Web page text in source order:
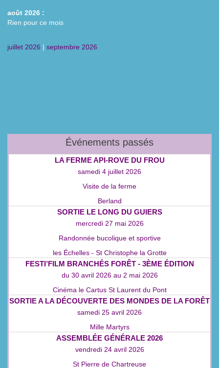
août 2026 :
Rien pour ce mois
juillet 2026 | septembre 2026
Événements passés
LA FERME API‑ROVE DU FROU
samedi 4 juillet 2026
Visite de la ferme
Berland
SORTIE LE LONG DU GUIERS
mercredi 27 mai 2026
Randonnée bucolique et sportive
les Échelles - St Christophe la Grotte
FESTI’FILM BRANCHÉS FORÊT - 3ÈME ÉDITION
du 30 avril 2026 au 2 mai 2026
Cinéma le Cartus St Laurent du Pont
SORTIE A LA DÉCOUVERTE DES MONDES DE LA FORÊT
samedi 25 avril 2026
Mille Martyrs
ASSEMBLÉE GÉNÉRALE 2026
vendredi 24 avril 2026
St Pierre de Chartreuse